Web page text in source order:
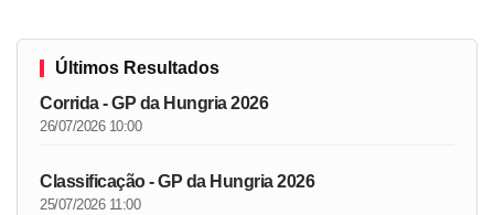
Últimos Resultados
Corrida - GP da Hungria 2026
26/07/2026 10:00
Classificação - GP da Hungria 2026
25/07/2026 11:00